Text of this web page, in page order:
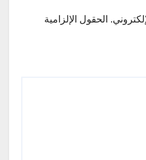
الحقول الإلزامية